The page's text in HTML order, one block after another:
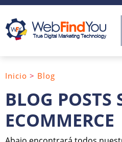
BLOG POSTS
ECOMMERCE
Inicio > Blog